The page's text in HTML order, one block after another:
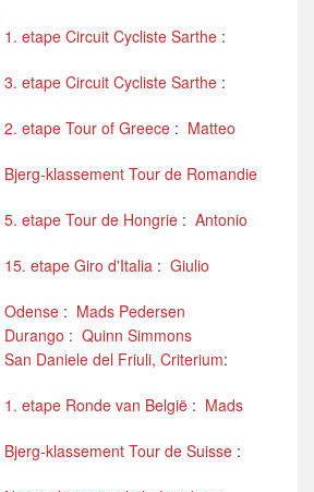
1. etape Circuit Cycliste Sarthe :
3. etape Circuit Cycliste Sarthe :
2. etape Tour of Greece : Matteo
Bjerg-klassement Tour de Romandie
5. etape Tour de Hongrie : Antonio
15. etape Giro d'Italia : Giulio
Odense : Mads Pedersen
Durango : Quinn Simmons
San Daniele del Friuli, Criterium:
1. etape Ronde van België : Mads
Bjerg-klassement Tour de Suisse :